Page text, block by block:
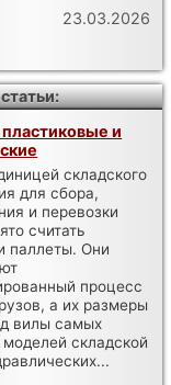
23.03.2026
и
складского
для сбора,
и перевозки
считать
паллеты. Они
процесс
а их размеры
вилы самых
складской